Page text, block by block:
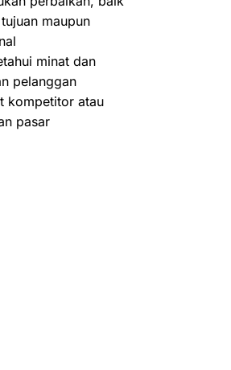
maupun
minat dan
pelanggan
kompetitor atau
pasar